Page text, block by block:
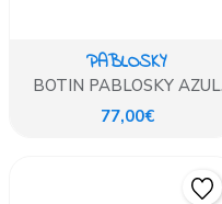
PABLOSKY
BOTIN PABLOSKY AZUL
MARINO
77,00€